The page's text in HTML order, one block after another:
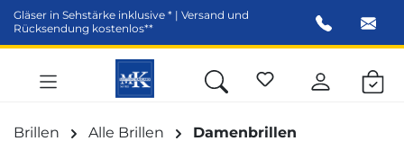
springen
Gläser in Sehstärke inklusive * | Versand und
Rücksendung kostenlos**
Brillen Alle Brillen Damenbrillen